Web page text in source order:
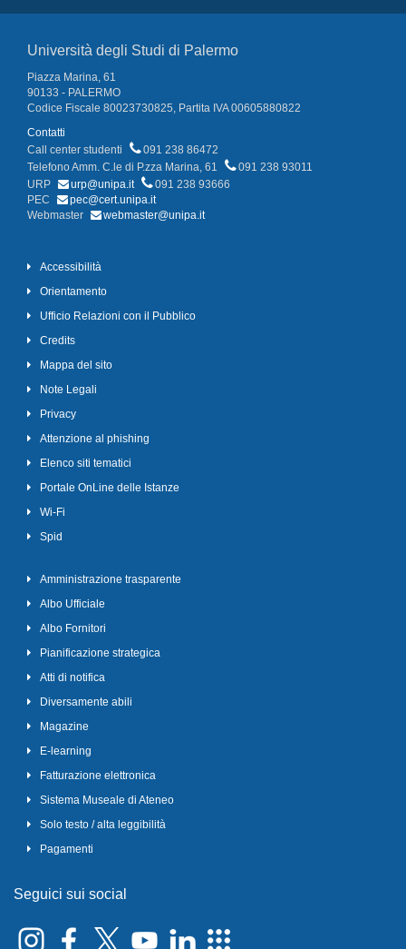
Università degli Studi di Palermo
Piazza Marina, 61
90133 - PALERMO
Codice Fiscale 80023730825, Partita IVA 00605880822
Contatti
Call center studenti
091 238 86472
Telefono Amm. C.le di P.zza Marina, 61
091 238 93011
URP
urp@unipa.it
091 238 93666
PEC
pec@cert.unipa.it
Webmaster
webmaster@unipa.it
Accessibilità
Orientamento
Ufficio Relazioni con il Pubblico
Credits
Mappa del sito
Note Legali
Privacy
Attenzione al phishing
Elenco siti tematici
Portale OnLine delle Istanze
Wi-Fi
Spid
Amministrazione trasparente
Albo Ufficiale
Albo Fornitori
Pianificazione strategica
Atti di notifica
Diversamente abili
Magazine
E-learning
Fatturazione elettronica
Sistema Museale di Ateneo
Solo testo / alta leggibilità
Pagamenti
Seguici sui social